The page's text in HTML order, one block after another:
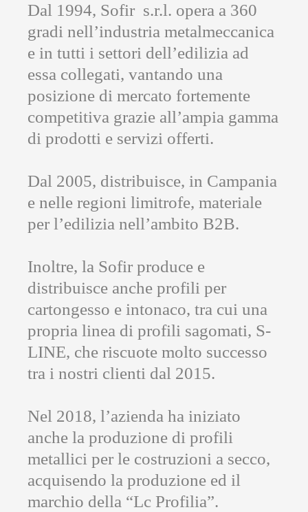
Dal 1994, Sofir s.r.l. opera a 360
gradi nell’industria metalmeccanica
e in tutti i settori dell’edilizia ad
essa collegati, vantando una
posizione di mercato fortemente
competitiva grazie all’ampia gamma
di prodotti e servizi offerti.
Dal 2005, distribuisce, in Campania
e nelle regioni limitrofe, materiale
per l’edilizia nell’ambito B2B.
Inoltre, la Sofir produce e
distribuisce anche profili per
cartongesso e intonaco, tra cui una
propria linea di profili sagomati, S-
LINE, che riscuote molto successo
tra i nostri clienti dal 2015.
Nel 2018, l’azienda ha iniziato
anche la produzione di profili
metallici per le costruzioni a secco,
acquisendo la produzione ed il
marchio della “Lc Profilia”.